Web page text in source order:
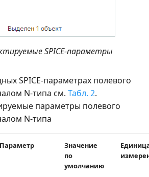
SPICE-параметры
SPICE-параметрах полевого
N-типа см. Табл. 2.
параметры полевого
N-типа
Параметр
Значение
по
умолчанию